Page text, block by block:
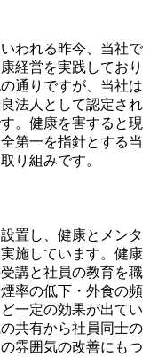
われる昨今、当社で
経営を実践しており
通りですが、当社は
法人として認定され
。健康を害すると現
第一を指針とする当
り組みです。
置し、健康とメンタ
施しています。健康
講と社員の教育を職
率の低下・外食の頻
一定の効果が出てい
共有から社員同士の
雰囲気の改善にもつ